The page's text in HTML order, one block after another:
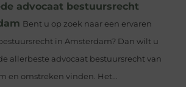
advocaat bestuursrecht
Bent u op zoek naar een ervaren
in Amsterdam? Dan wilt u
allerbeste advocaat bestuursrecht van
en omstreken vinden. Het...